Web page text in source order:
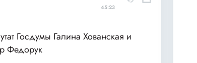
45:23
Госдумы Галина Хованская и
Федорук